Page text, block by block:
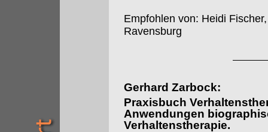
Empfohlen von: Heidi
Ravensburg
Gerhard Zarbock:
Praxisbuch
Anwendungen
Verhaltenstherapie.